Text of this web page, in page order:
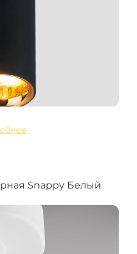
Snappy Белый